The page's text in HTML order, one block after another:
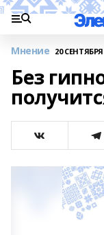
Мнение 20 СЕНТЯБРЯ
Без